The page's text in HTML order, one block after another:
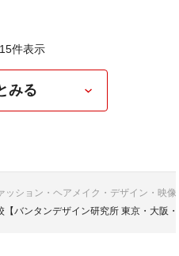
15件表示
みる
ッション・ヘアメイク・デザイン・映
バンタンデザイン研究所 東京・大阪